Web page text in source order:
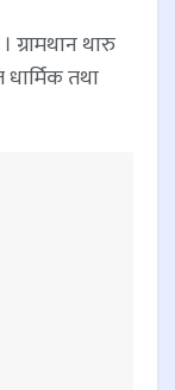
ग्रामथान थारु
तथा